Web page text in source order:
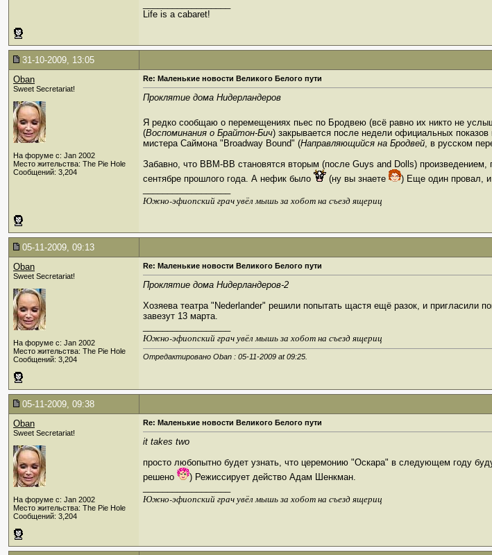
Life is a cabaret!
31-10-2009, 13:05
Oban
Sweet Secretariat!
На форуме с: Jan 2002
Место жительства: The Pie Hole
Сообщений: 3,204
Re: Маленькие новости Великого Белого пути
Проклятие дома Нидерландеров
Я редко сообщаю о перемещениях пьес по Бродвею (всё равно их никто не
(Воспоминания о Брайтон-Бич) закрывается после недели официальных
мистера Саймона "Broadway Bound" (Направляющийся на Бродвей, в русском
Забавно, что BBM-BB становятся вторым (после Guys and Dolls)
сентябре прошлого года. А нефик было
(ну вы знаете ) Еще один провал, и
Южно-эфиопский грач увёл мышь за хобот на съезд ящериц
05-11-2009, 09:13
Oban
Sweet Secretariat!
На форуме с: Jan 2002
Место жительства: The Pie Hole
Сообщений: 3,204
Re: Маленькие новости Великого Белого пути
Проклятие дома Нидерландеров-2
Хозяева театра "Nederlander" решили попытать щастя ещё разок, и пригласили
завезут 13 марта.
Южно-эфиопский грач увёл мышь за хобот на съезд ящериц
Отредактировано Oban : 05-11-2009 at09:25
05-11-2009, 09:38
Oban
Sweet Secretariat!
На форуме с: Jan 2002
Место жительства: The Pie Hole
Сообщений: 3,204
Re: Маленькие новости Великого Белого пути
it takes two
просто любопытно будет узнать, что церемонию "Оскара" в следующем году
решено
) Режиссирует действо Адам Шенкман.
Южно-эфиопский грач увёл мышь за хобот на съезд ящериц